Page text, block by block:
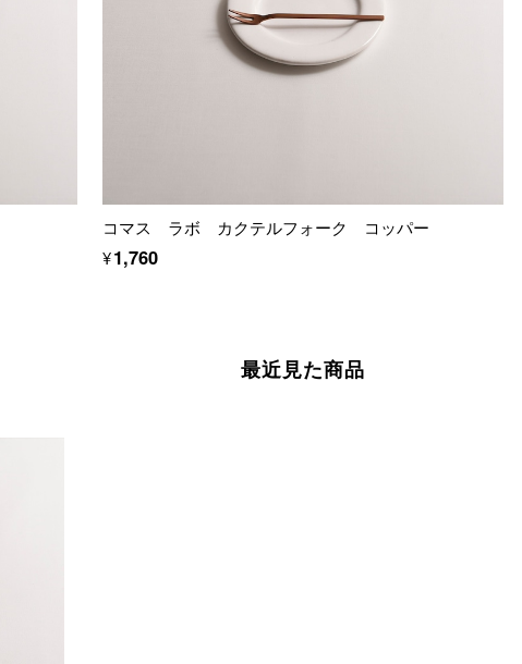
コマス ラボ カクテルフォーク コッパー
¥1,760
最近見た商品